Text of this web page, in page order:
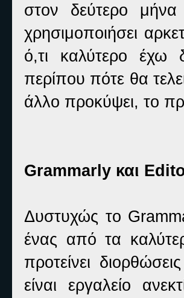
στον δεύτερο
χρησιμοποιήσει
ό,τι καλύτερο έχω
περίπου πότε θα
άλλο προκύψει, το
Grammarly και
Δυστυχώς το
ένας από τα
προτείνει
είναι εργαλείο